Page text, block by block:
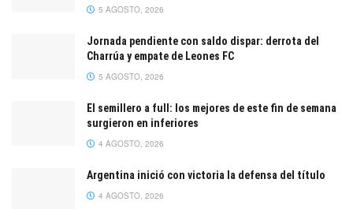
5 AGOSTO, 2026
Jornada pendiente con saldo dispar: derrota del
Charrúa y empate de Leones FC
5 AGOSTO, 2026
El semillero a full: los mejores de este fin de semana
surgieron en inferiores
4 AGOSTO, 2026
Argentina inició con victoria la defensa del título
4 AGOSTO, 2026